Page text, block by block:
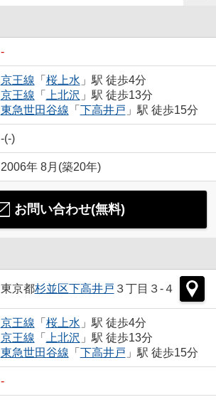
-
京王線 「 桜上水 」駅 徒歩4分
京王線 「 上北沢 」駅 徒歩13分
東急世田谷線 「 下高井戸 」駅 徒歩15分
-(-)
2006年 8月(築20年)
お問い合わせ(無料)
東京都杉並区下高井戸 ３丁目３-４
京王線 「 桜上水 」駅 徒歩4分
京王線 「 上北沢 」駅 徒歩13分
東急世田谷線 「 下高井戸 」駅 徒歩15分
-